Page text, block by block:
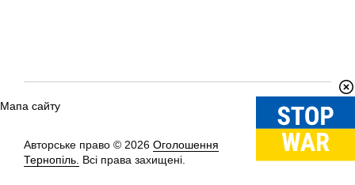
Мапа сайту
Авторське право © 2026 Оголошення
Тернопіль. Всі права захищені.
Вгору↑